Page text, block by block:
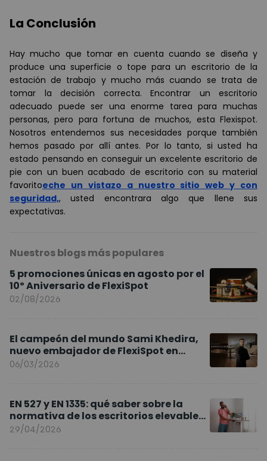
La Conclusión
Hay mucho que tomar en cuenta cuando se diseña y
produce una superficie o tope para un escritorio de la
estación de trabajo y mucho más cuando se trata de
tomar la decisión correcta. Encontrar un escritorio
adecuado puede ser una enorme tarea para muchas
personas, pero para fortuna de muchos, esta Flexispot.
Nosotros entendemos sus necesidades porque también
hemos pasado por allí antes. Por lo tanto, si usted ha
estado pensando en conseguir un excelente escritorio de
pie con un buen acabado de escritorio con su material
favoritoeche un vistazo a nuestro sitio web y con
seguridad,, usted encontrara algo que llene sus
expectativas.
Nuestros blogs más populares
5 promociones únicas en agosto por el
10º Aniversario de FlexiSpot
02/08/2026
El campeón del mundo Sami Khedira,
nuevo embajador de FlexiSpot en
Europa
06/03/2026
EN 527 y EN 1335: qué saber sobre la
normativa de los escritorios elevables
y sillas ergonómicas
29/04/2026